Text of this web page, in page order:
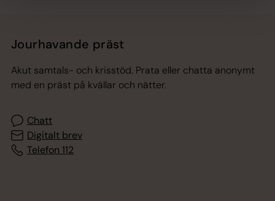
Jourhavande präst
Akut samtals- och krisstöd. Prata eller chatta anonymt
med en präst på kvällar och nätter.
Chatt
Digitalt brev
Telefon 112